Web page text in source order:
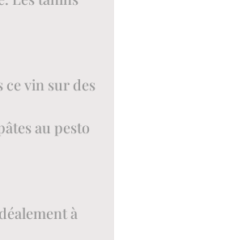
ce vin sur des
au pesto
à